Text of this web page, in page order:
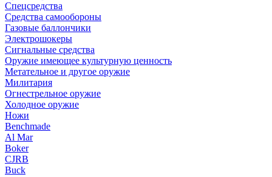
Спецсредства
Средства самообороны
Газовые баллончики
Электрошокеры
Сигнальные средства
Оружие имеющее культурную ценность
Метательное и другое оружие
Милитария
Огнестрельное оружие
Холодное оружие
Ножи
Benchmade
Al Mar
Boker
CJRB
Buck